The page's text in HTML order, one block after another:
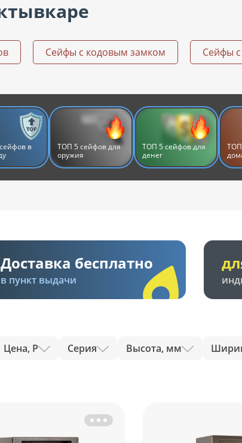
Сейфы с кодовым замком Сейфы
в
ТОП 5 сейфов для
оружия
ТОП 5 сейфов для
денег
ТОП
Доставка бесплатно
в пункт выдачи
Цена, Р Серия Высота, мм